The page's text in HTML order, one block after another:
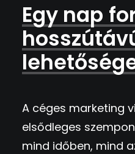
Egy nap
A céges marketing
elsődleges
mind időben, mind